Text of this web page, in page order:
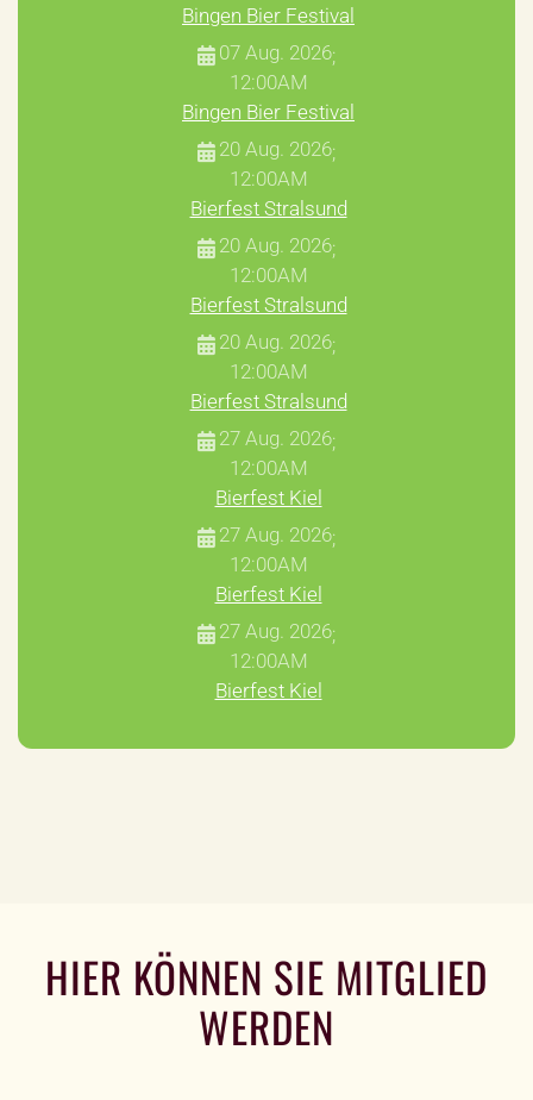
Bingen Bier Festival
07 Aug. 2026;
12:00AM
Bingen Bier Festival
20 Aug. 2026;
12:00AM
Bierfest Stralsund
20 Aug. 2026;
12:00AM
Bierfest Stralsund
20 Aug. 2026;
12:00AM
Bierfest Stralsund
27 Aug. 2026;
12:00AM
Bierfest Kiel
27 Aug. 2026;
12:00AM
Bierfest Kiel
27 Aug. 2026;
12:00AM
Bierfest Kiel
HIER KÖNNEN SIE MITGLIED
WERDEN